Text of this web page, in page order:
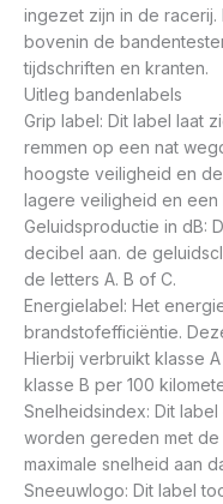
ingezet zijn in de
bovenin de
tijdschriften en kranten.
Uitleg bandenlabels
Grip label: Dit label laat
remmen op een nat
hoogste veiligheid en
lagere veiligheid en een
Geluidsproductie in dB:
decibel aan. de
de letters A. B of C.
Energielabel: Het
brandstofefficiëntie.
Hierbij verbruikt klasse
klasse B per 100
Snelheidsindex: Dit
worden gereden met
maximale snelheid aan
Sneeuwlogo: Dit label